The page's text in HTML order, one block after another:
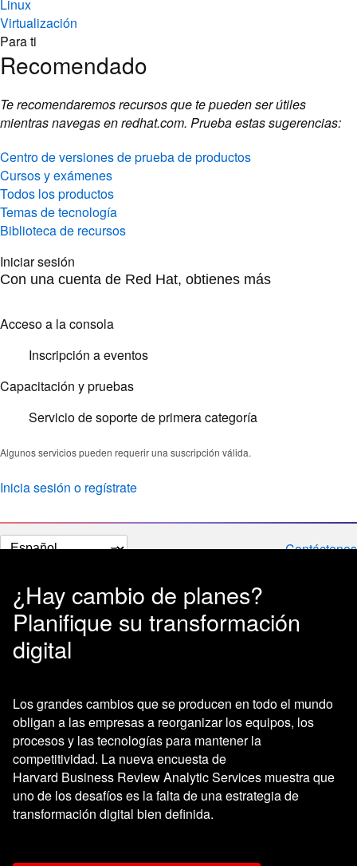
Linux
Virtualización
Para ti
Recomendado
Te recomendaremos recursos que te pueden ser útiles
mientras navegas en redhat.com. Prueba estas sugerencias:
Centro de versiones de prueba de productos
Cursos y exámenes
Todos los productos
Temas de tecnología
Biblioteca de recursos
Iniciar sesión
Con una cuenta de Red Hat, obtienes más
Acceso a la consola
Inscripción a eventos
Capacitación y pruebas
Servicio de soporte de primera categoría
Algunos servicios pueden requerir una suscripción válida.
Inicia sesión o regístrate
Cambiar
Contáctenos
¿Hay cambio de planes?
Planifique su transformación
digital
Los grandes cambios que se producen en todo el mundo
obligan a las empresas a reorganizar los equipos, los
procesos y las tecnologías para mantener la
competitividad. La nueva encuesta de
Harvard Business Review Analytic Services muestra que
uno de los desafíos es la falta de una estrategia de
transformación digital bien definida.